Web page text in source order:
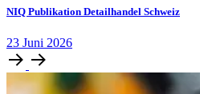
NIQ Publikation Detailhandel Schweiz
23 Juni 2026